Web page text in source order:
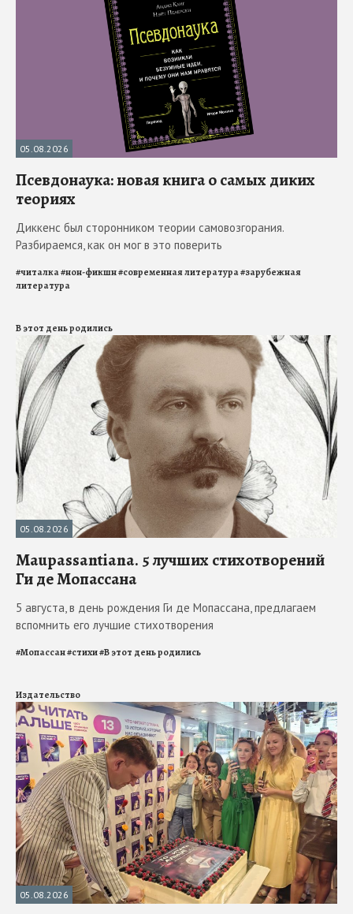
05.08.2026
Псевдонаука: новая книга о самых диких
теориях
Диккенс был сторонником теории самовозгорания.
Разбираемся, как он мог в это поверить
#читалка#нон-фикшн#современная литература#зарубежная
литература
В этот день родились
05.08.2026
Maupassantiana. 5 лучших стихотворений
Ги де Мопассана
5 августа, в день рождения Ги де Мопассана, предлагаем
вспомнить его лучшие стихотворения
#Мопассан#стихи#В этот день родились
Издательство
05.08.2026